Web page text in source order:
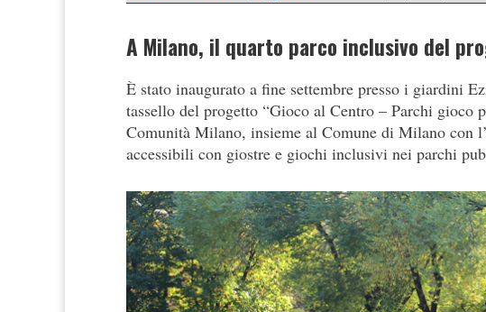
A Milano, il quarto parco inclusivo del
È stato inaugurato a fine settembre presso i giardini
tassello del progetto “Gioco al Centro – Parchi gioco
Comunità Milano, insieme al Comune di Milano con
accessibili con giostre e giochi inclusivi nei parchi